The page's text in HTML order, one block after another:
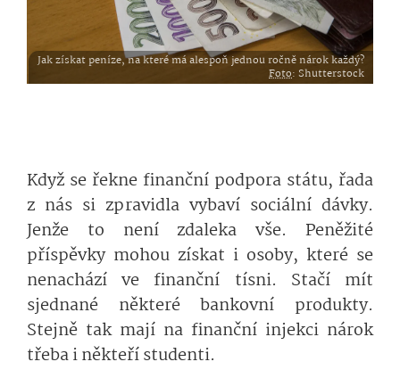
Jak získat peníze, na které má alespoň jednou ročně nárok každý?
Foto: Shutterstock
Když se řekne finanční podpora státu, řada
z nás si zpravidla vybaví sociální dávky.
Jenže to není zdaleka vše. Peněžité
příspěvky mohou získat i osoby, které se
nenachází ve finanční tísni. Stačí mít
sjednané některé bankovní produkty.
Stejně tak mají na finanční injekci nárok
třeba i někteří studenti.